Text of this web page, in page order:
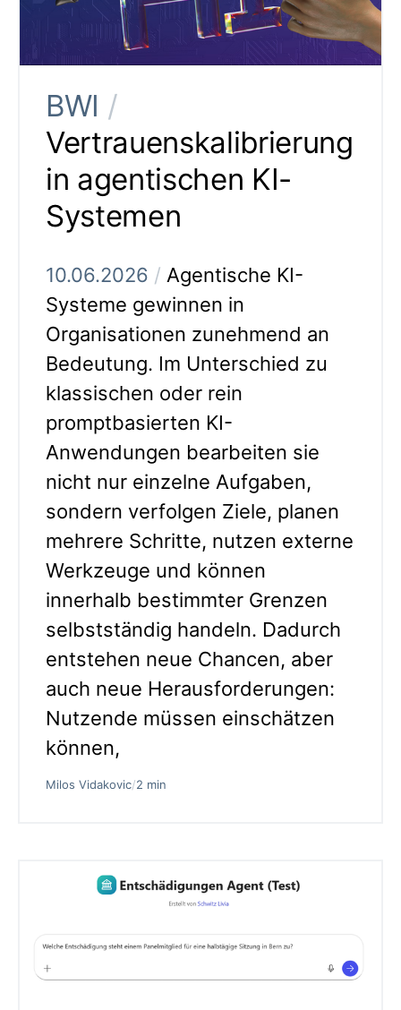
BWI /
Vertrauenskalibrierung
in agentischen KI-
Systemen
10.06.2026 / Agentische KI-
Systeme gewinnen in
Organisationen zunehmend an
Bedeutung. Im Unterschied zu
klassischen oder rein
promptbasierten KI-
Anwendungen bearbeiten sie
nicht nur einzelne Aufgaben,
sondern verfolgen Ziele, planen
mehrere Schritte, nutzen externe
Werkzeuge und können
innerhalb bestimmter Grenzen
selbstständig handeln. Dadurch
entstehen neue Chancen, aber
auch neue Herausforderungen:
Nutzende müssen einschätzen
können,
Milos Vidakovic/2 min